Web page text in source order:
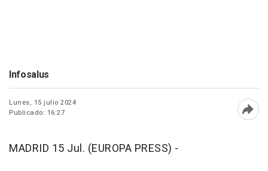
Infosalus
Lunes, 15 julio 2024
Publicado: 16:27
MADRID 15 Jul. (EUROPA PRESS) -